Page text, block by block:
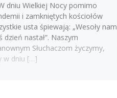
dniu Wielkiej Nocy pomimo
i zamkniętych kościołów
usta śpiewają: „Wesoły nam
dzień nastał”. Naszym
Słuchaczom życzymy,
w dniu […]